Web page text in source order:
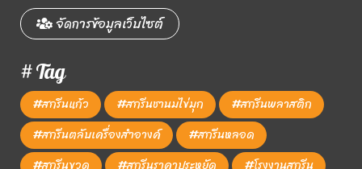
จัดการข้อมูลเว็บไซต์
# Tag
#สกรีนแก้ว #สกรีนชานมไข่มุก
#สกรีนพลาสติก
#สกรีนตลับเครื่องสำอางค์
#สกรีนหลอด